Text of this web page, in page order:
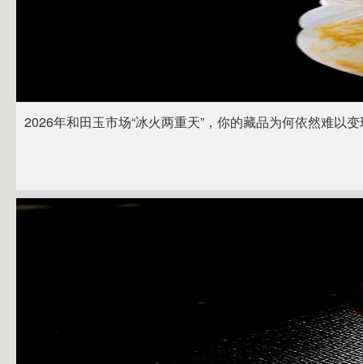
2026年和田玉市场“冰火两重天”，你的藏品为何依然难以